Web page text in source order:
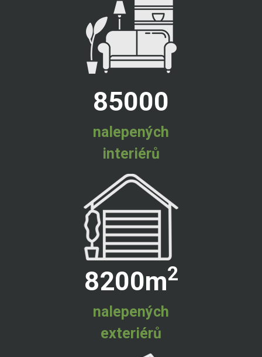
85000
nalepených
interiérů
8200m2
nalepených
exteriérů